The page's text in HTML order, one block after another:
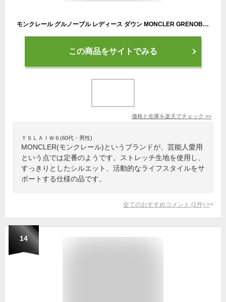
モンクレール グルノーブル レディース ダウン MONCLER GRENOBLE ブランド ダウンジャケット アウター ジャケット ブルゾン Chessel ケッセル 撥水 ストレッチ アウトドア MCGNLCHESSEL2
この商品をサイトでみる
価格と在庫を楽天でチェック >>
ＹＳＬＡＩＷ６(60代・男性)
MONCLER(モンクレール)というブランドが、芸能人愛用
という点では定番のようです。ストレッチ生地を使用し、
すっきりとしたシルエット、活動的なライフスタイルをサ
ポートする仕様の品です。
全てのおすすめコメント (1 件) >
14